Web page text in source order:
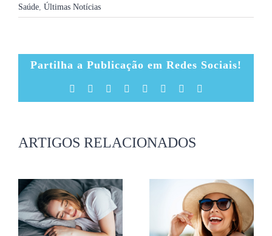
Saúde Últimas Notícias
Partilha a Publicação em Redes Sociais!
Facebook Reddit LinkedIn
TumblrPinterest
ARTIGOS RELACIONADOS